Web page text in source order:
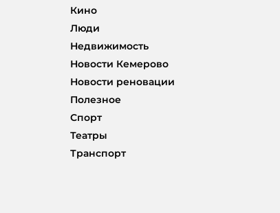
Кино
Люди
Недвижимость
Новости Кемерово
Новости реновации
Полезное
Спорт
Театры
Транспорт